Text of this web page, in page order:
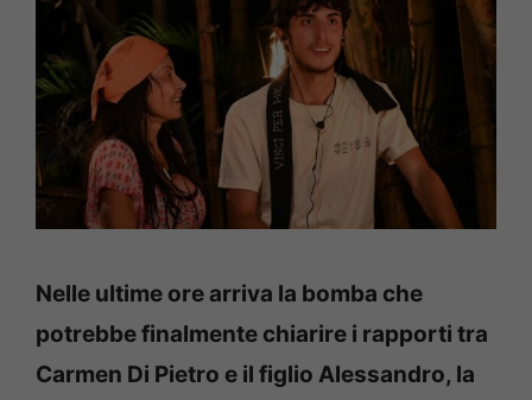
Nelle ultime ore arriva la bomba che
potrebbe finalmente chiarire i rapporti tra
Carmen Di Pietro e il figlio Alessandro, la